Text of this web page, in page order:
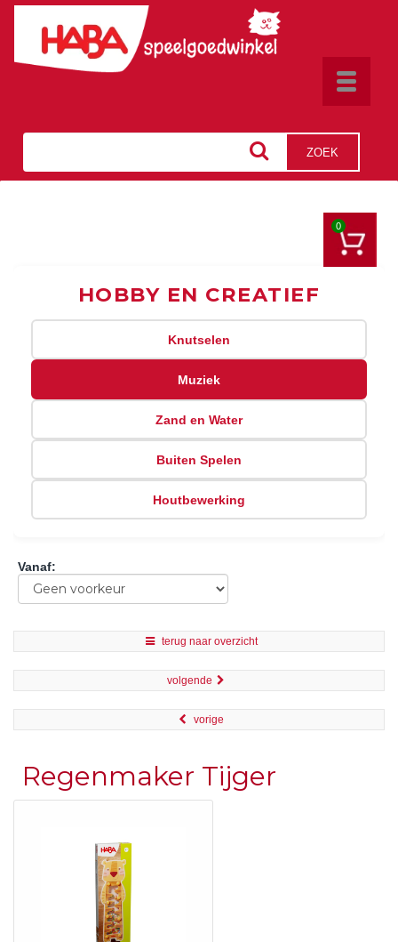
Toggle
ZOEK
0
HOBBY EN CREATIEF
Knutselen
Muziek
Zand en Water
Buiten Spelen
Houtbewerking
Vanaf:
terug naar overzicht
volgende
vorige
Regenmaker Tijger